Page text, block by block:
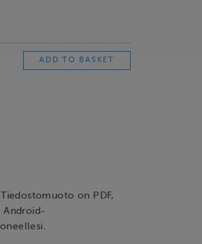
on PDF,
Android-